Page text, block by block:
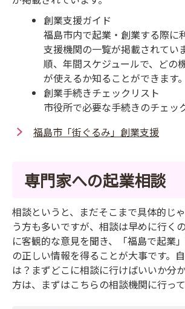
創業支援ガイド
福島市内で起業・創業する際に
支援機関の一覧が掲載されてい
順、年間スケジュールで、どの
が使えるか知ることができます。
創業手続きチェックリスト
市役所で必要な手続きのチェッ
福島市「街ぐるみ」創業支援
専門家への起業相談
相談というと、まだそこまで具体的じ
う方も多いですが、相談は早めに行く
に客観的な意見を聞き、「福島で起業
の正しい情報を得ることが大事です。
は？まずどこに相談に行けばいいか分
方は、まずはこちらの相談機関に行っ